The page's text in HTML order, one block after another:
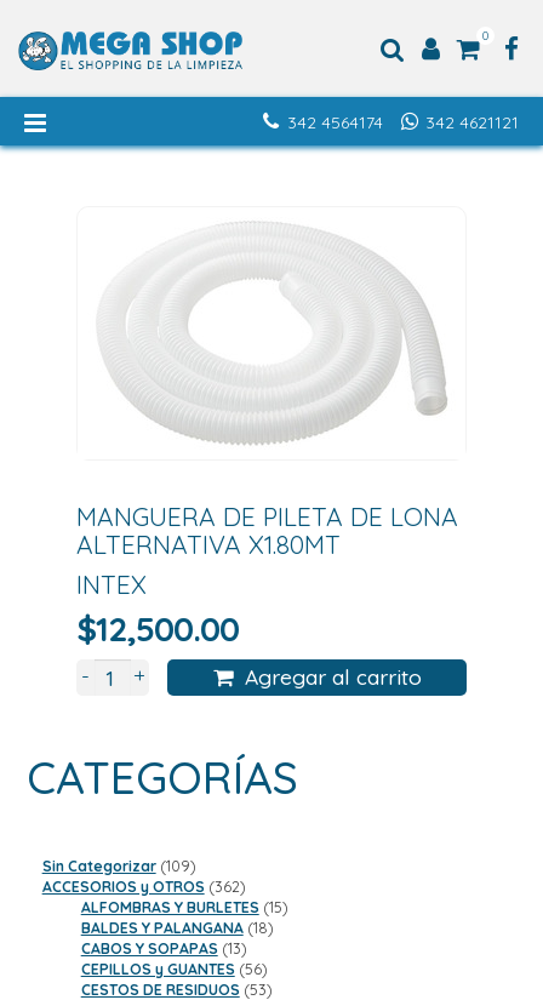
0
342 4621121
342 4564174
MANGUERA DE PILETA DE LONA
ALTERNATIVA X1.80MT
INTEX
$12,500.00
- + Agregar al carrito
CATEGORÍAS
Sin Categorizar 109109
productos
ACCESORIOS y OTROS 362362
productos
ALFOMBRAS Y BURLETES 1515
BALDES Y PALANGANA 1818
CABOS Y SOPAPAS 1313
productos
CEPILLOS y GUANTES 5656
productos
CESTOS DE RESIDUOS 5353